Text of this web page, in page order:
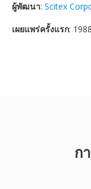
ผู้พัฒนา: Scitex
เผยแพร่ครั้งแรก: 1988
ก